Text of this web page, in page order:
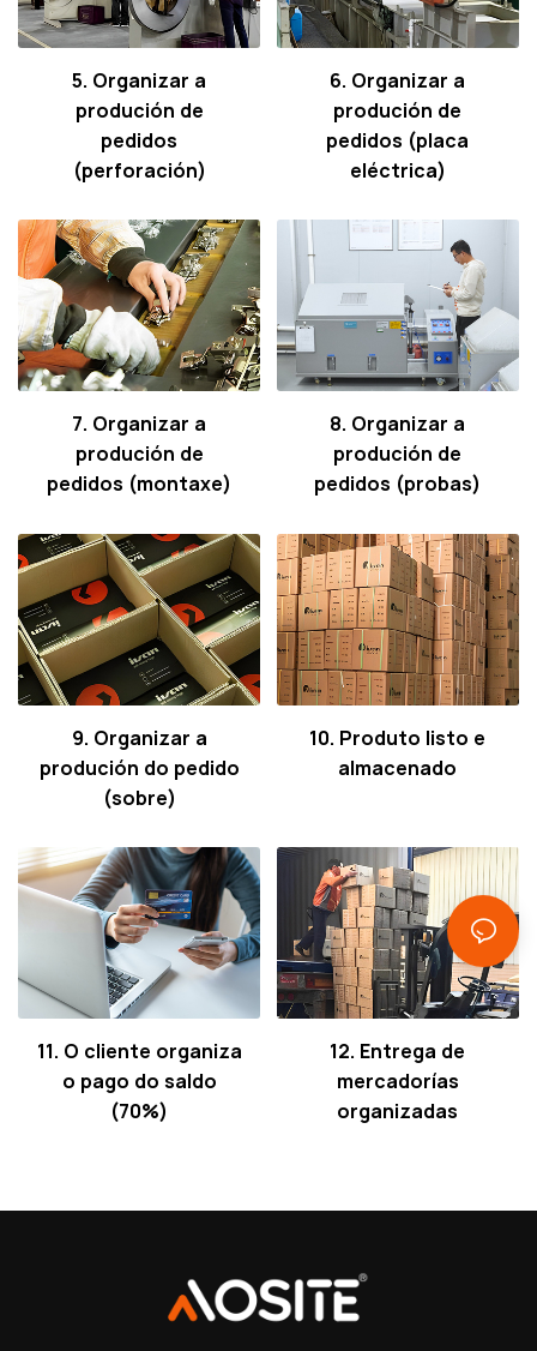
5. Organizar a
produción de
pedidos
(perforación)
6. Organizar a
produción de
pedidos (placa
eléctrica)
7. Organizar a
produción de
pedidos (montaxe)
8. Organizar a
produción de
pedidos (probas)
9. Organizar a
produción do pedido
(sobre)
10. Produto listo e
almacenado
11. O cliente organiza
o pago do saldo
(70%)
12. Entrega de
mercadorías
organizadas